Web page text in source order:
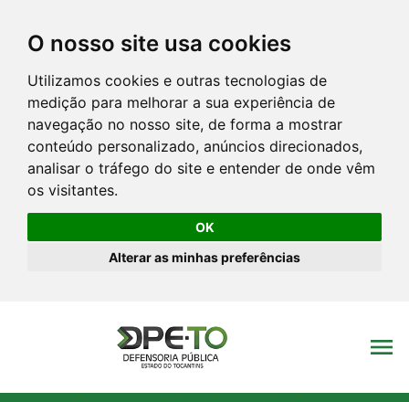
O nosso site usa cookies
Utilizamos cookies e outras tecnologias de
medição para melhorar a sua experiência de
navegação no nosso site, de forma a mostrar
conteúdo personalizado, anúncios direcionados,
analisar o tráfego do site e entender de onde vêm
os visitantes.
OK
Alterar as minhas preferências
menu